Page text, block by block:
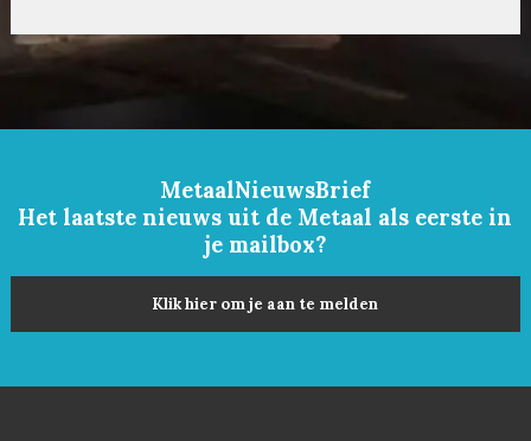
MetaalNieuwsBrief
Het laatste nieuws uit de Metaal als eerste in
je mailbox?
Klik hier om je aan te melden